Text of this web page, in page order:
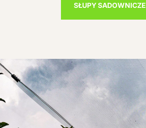
SŁUPY SADOWNICZE